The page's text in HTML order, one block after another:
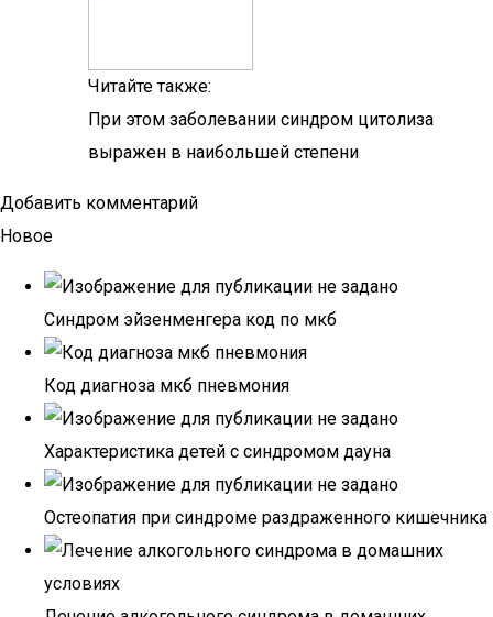
Читайте также:
При этом заболевании синдром цитолиза
выражен в наибольшей степени
Добавить комментарий
Новое
Синдром эйзенменгера код по мкб
Код диагноза мкб пневмония
Характеристика детей с синдромом дауна
Остеопатия при синдроме раздраженного кишечника